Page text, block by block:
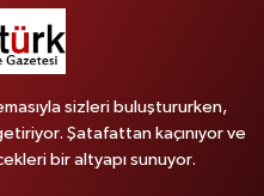
sizleri buluştururken,
Şatafattan kaçınıyor ve
bir altyapı sunuyor.